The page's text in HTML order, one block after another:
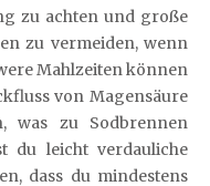
zu achten und große
zu vermeiden, wenn
Mahlzeiten können
von Magensäure
was zu Sodbrennen
du leicht verdauliche
dass du mindestens